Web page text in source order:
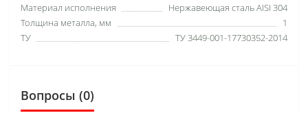
Материал исполнения
Нержавеющая сталь AISI 304
Толщина металла, мм
1
ТУ
ТУ 3449-001-17730352-2014
Вопросы (0)